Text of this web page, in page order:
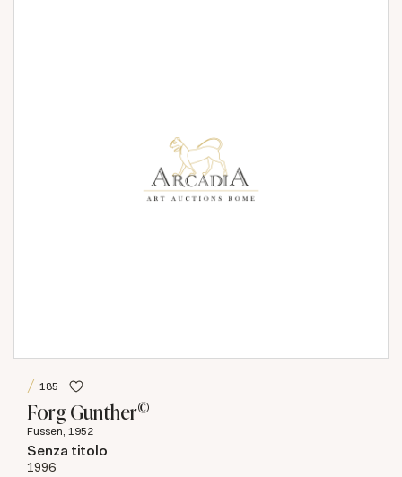
185
Forg Gunther©
Fussen, 1952
Senza titolo
1996